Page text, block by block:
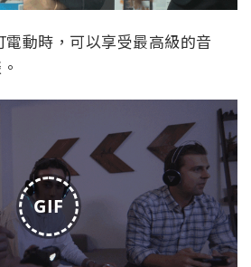
動時，可以享受最高級的音
GIF